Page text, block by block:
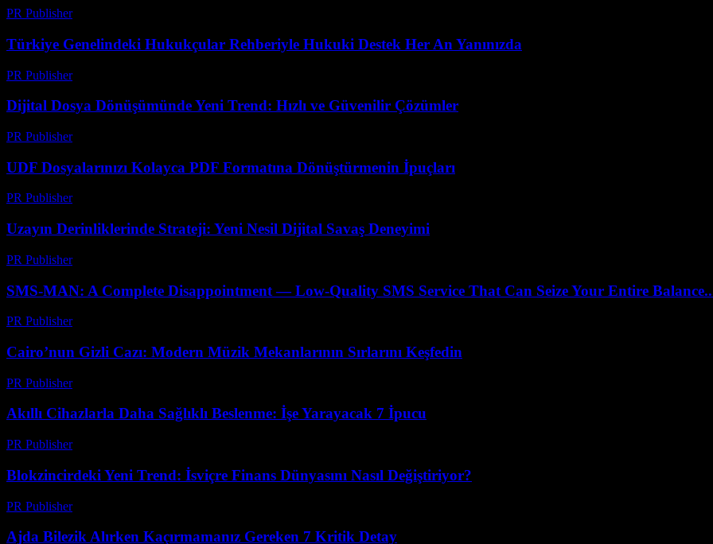
PR Publisher-
Türkiye Genelindeki Hukukçular Rehberiyle Hukuki Destek Her An Yanınızda
PR Publisher-
Dijital Dosya Dönüşümünde Yeni Trend: Hızlı ve Güvenilir Çözümler
PR Publisher-
UDF Dosyalarınızı Kolayca PDF Formatına Dönüştürmenin İpuçları
PR Publisher-
Uzayın Derinliklerinde Strateji: Yeni Nesil Dijital Savaş Deneyimi
PR Publisher-
SMS-MAN: A Complete Disappointment — Low-Quality SMS Service That Can Seize Your Entire
PR Publisher-
Cairo’nun Gizli Cazı: Modern Müzik Mekanlarının Sırlarını Keşfedin
PR Publisher-
Akıllı Cihazlarla Daha Sağlıklı Beslenme: İşe Yarayacak 7 İpucu
PR Publisher-
Blokzincirdeki Yeni Trend: İsviçre Finans Dünyasını Nasıl Değiştiriyor?
PR Publisher-
Ajda Bilezik Alırken Kaçırmamanız Gereken 7 Kritik Detay